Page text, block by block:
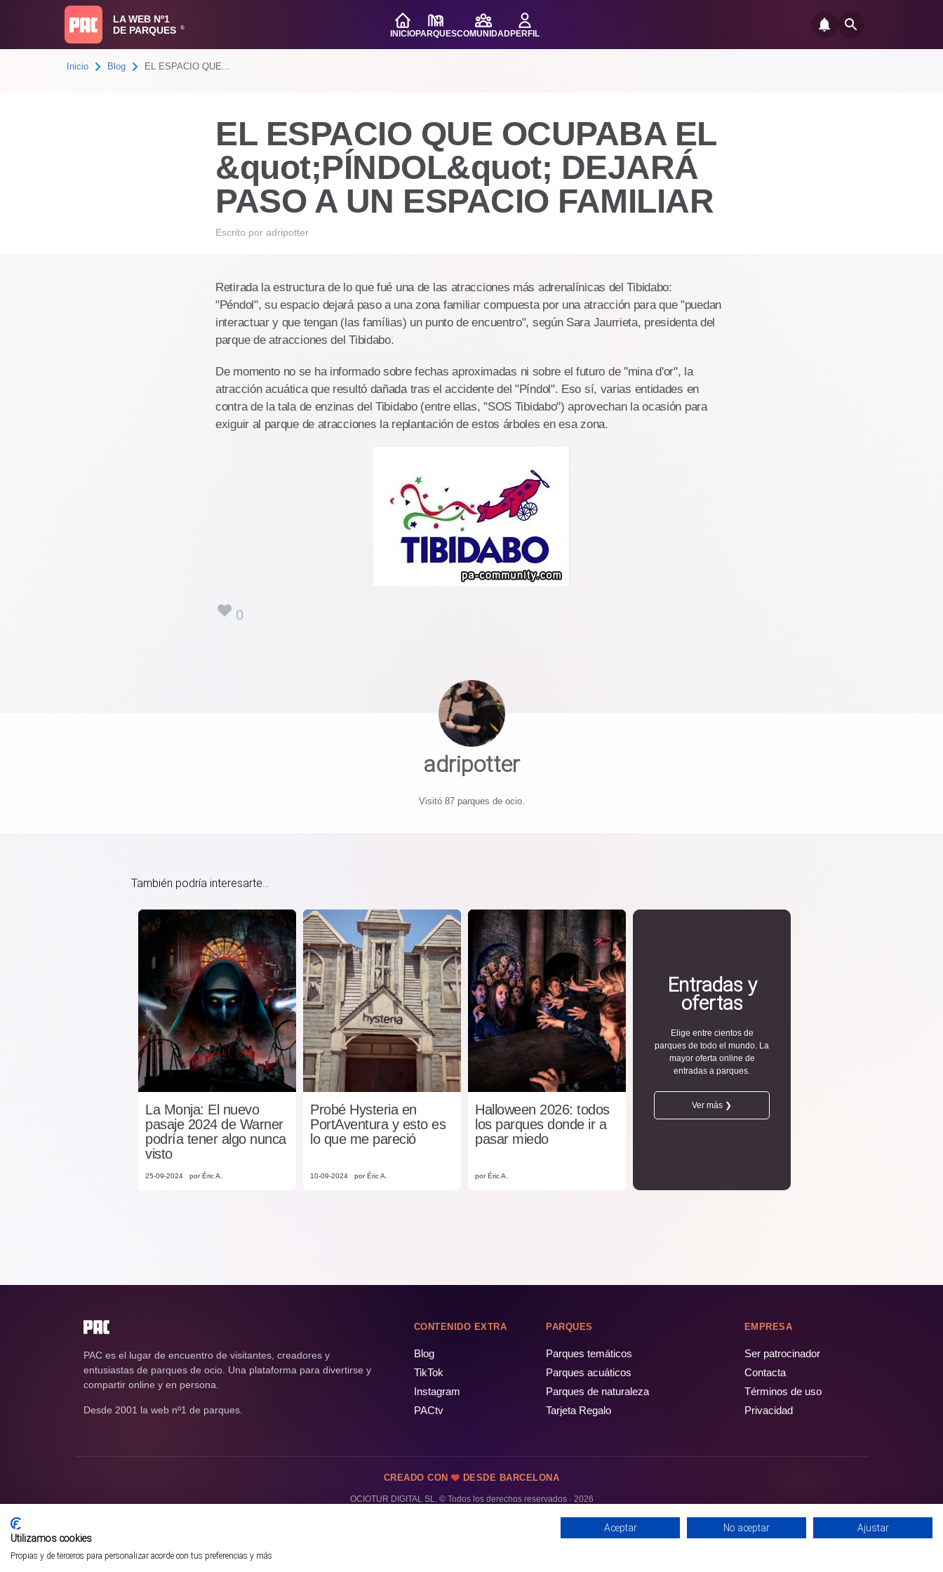
LA WEB Nº1
DE PARQUES
®
INICIOPARQUESCOMUNIDADPERFIL
Inicio Blog EL ESPACIO QUE...
EL ESPACIO QUE OCUPABA EL
&quot;PÍNDOL&quot; DEJARÁ
PASO A UN ESPACIO FAMILIAR
Escrito por adripotter
Retirada la estructura de lo que fué una de las atracciones más adrenalínicas del Tibidabo:
"Péndol", su espacio dejará paso a una zona familiar compuesta por una atracción para que "puedan
interactuar y que tengan (las famílias) un punto de encuentro", según Sara Jaurrieta, presidenta del
parque de atracciones del Tibidabo.
De momento no se ha informado sobre fechas aproximadas ni sobre el futuro de "mina d'or", la
atracción acuática que resultó dañada tras el accidente del "Píndol". Eso sí, varias entidades en
contra de la tala de enzinas del Tibidabo (entre ellas, "SOS Tibidabo") aprovechan la ocasión para
exiguir al parque de atracciones la replantación de estos árboles en esa zona.
0
adripotter
Visitó 87 parques de ocio.
También podría interesarte...
La Monja: El nuevo
pasaje 2024 de Warner
podría tener algo nunca
visto
25-09-2024 por Éric A.
Probé Hysteria en
PortAventura y esto es
lo que me pareció
10-09-2024 por Éric A.
Halloween 2026: todos
los parques donde ir a
pasar miedo
por Éric A.
Entradas y
ofertas
Elige entre cientos de
parques de todo el mundo. La
mayor oferta online de
entradas a parques.
Ver más ❯
PAC es el lugar de encuentro de visitantes, creadores y
entusiastas de parques de ocio. Una plataforma para divertirse y
compartir online y en persona.
Desde 2001 la web nº1 de parques.
CONTENIDO EXTRA
Blog
TikTok
Instagram
PACtv
PARQUES
Parques temáticos
Parques acuáticos
Parques de naturaleza
Tarjeta Regalo
EMPRESA
Ser patrocinador
Contacta
Términos de uso
Privacidad
CREADO CON DESDE BARCELONA
OCIOTUR DIGITAL SL. © Todos los derechos reservados · 2026
Utilizamos cookies
Propias y de terceros para personalizar acorde con tus preferencias y más
Aceptar No aceptar Ajustar